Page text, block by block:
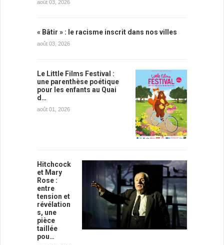
août 03, 2026
« Bâtir » : le racisme inscrit dans nos villes
août 03, 2026
Le Little Films Festival :
une parenthèse poétique
pour les enfants au Quai
d…
août 01, 2026
Hitchcock
et Mary
Rose :
entre
tension et
révélation
s, une
pièce
taillée
pou…